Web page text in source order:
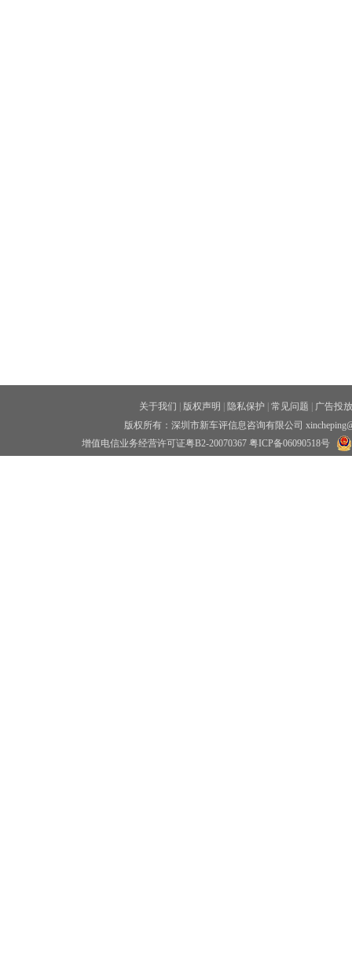
关于我们 版权声明 隐私保护 常见问题
广告投放
版权所有：深圳市新车评信息咨询有限公司
增值电信业务经营许可证粤B2-20070367 粤ICP备06090518号